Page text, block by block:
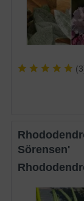
(3
Rhododendron 'Jens Jörg
Sörensen'